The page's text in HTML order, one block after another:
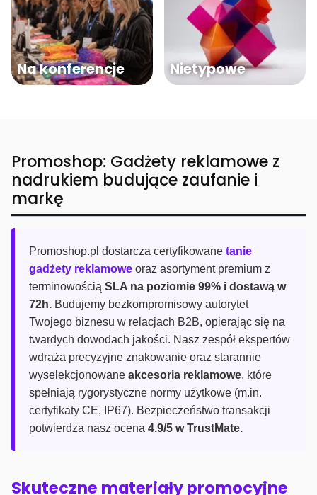
Na konferencje Nietypowe
Promoshop: Gadżety reklamowe z
nadrukiem budujące zaufanie i
markę
Promoshop.pl dostarcza certyfikowane tanie
gadżety reklamowe oraz asortyment premium z
terminowością SLA na poziomie 99% i dostawą w
72h. Budujemy bezkompromisowy autorytet
Twojego biznesu w relacjach B2B, opierając się na
twardych dowodach jakości. Nasz zespół ekspertów
wdraża precyzyjne znakowanie oraz starannie
wyselekcjonowane akcesoria reklamowe, które
spełniają rygorystyczne normy użytkowe (m.in.
certyfikaty CE, IP67). Bezpieczeństwo transakcji
potwierdza nasz ocena 4.9/5 w TrustMate.
Skuteczne materiały promocyjne